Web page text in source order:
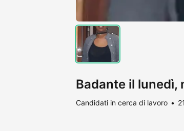
Badante il lunedì,
Candidati in cerca di lavoro